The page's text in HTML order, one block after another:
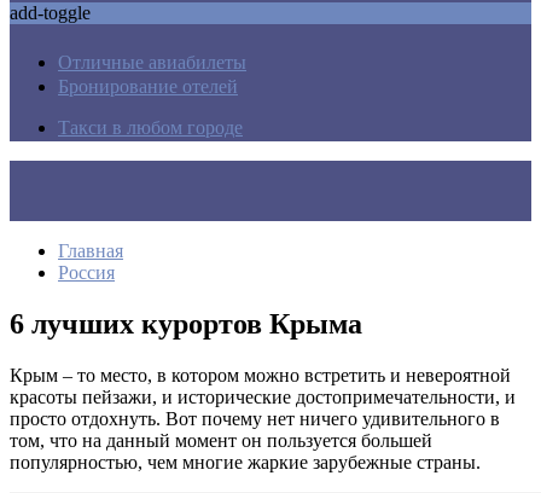
add-toggle
Отличные авиабилеты
Бронирование отелей
Такси в любом городе
Главная
Россия
6 лучших курортов Крыма
Крым – то место, в котором можно встретить и невероятной
красоты пейзажи, и исторические достопримечательности, и
просто отдохнуть. Вот почему нет ничего удивительного в
том, что на данный момент он пользуется большей
популярностью, чем многие жаркие зарубежные страны.